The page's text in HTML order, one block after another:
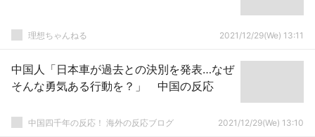
理想ちゃんねる 2021/12/29(We) 13:11
中国人「日本車が過去との決別を発表…なぜ
そんな勇気ある行動を？」 中国の反応
中国四千年の反応！ 海外の反応ブログ 2021/12/29(We) 13:10